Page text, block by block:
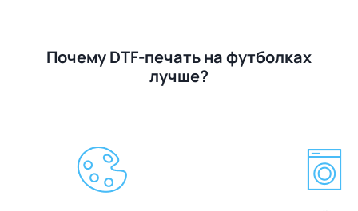
Почему DTF-печать на футболках
лучше?